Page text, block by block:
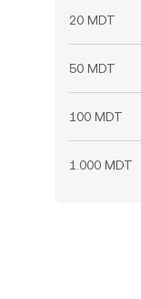
20 MDT
50 MDT
100 MDT
1.000 MDT